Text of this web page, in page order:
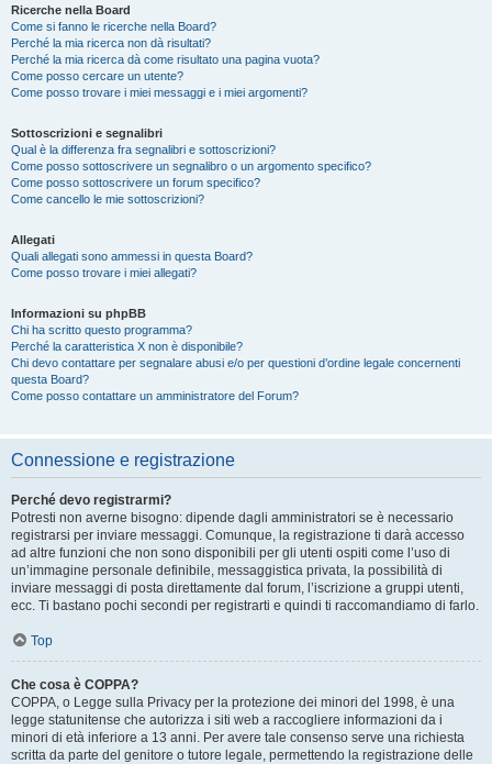
Ricerche nella Board
Come si fanno le ricerche nella Board?
Perché la mia ricerca non dà risultati?
Perché la mia ricerca dà come risultato una pagina vuota?
Come posso cercare un utente?
Come posso trovare i miei messaggi e i miei argomenti?
Sottoscrizioni e segnalibri
Qual è la differenza fra segnalibri e sottoscrizioni?
Come posso sottoscrivere un segnalibro o un argomento specifico?
Come posso sottoscrivere un forum specifico?
Come cancello le mie sottoscrizioni?
Allegati
Quali allegati sono ammessi in questa Board?
Come posso trovare i miei allegati?
Informazioni su phpBB
Chi ha scritto questo programma?
Perché la caratteristica X non è disponibile?
Chi devo contattare per segnalare abusi e/o per questioni d’ordine legale concernenti
questa Board?
Come posso contattare un amministratore del Forum?
Connessione e registrazione
Perché devo registrarmi?
Potresti non averne bisogno: dipende dagli amministratori se è necessario
registrarsi per inviare messaggi. Comunque, la registrazione ti darà accesso
ad altre funzioni che non sono disponibili per gli utenti ospiti come l’uso di
un’immagine personale definibile, messaggistica privata, la possibilità di
inviare messaggi di posta direttamente dal forum, l’iscrizione a gruppi utenti,
ecc. Ti bastano pochi secondi per registrarti e quindi ti raccomandiamo di farlo.
Top
Che cosa è COPPA?
COPPA, o Legge sulla Privacy per la protezione dei minori del 1998, è una
legge statunitense che autorizza i siti web a raccogliere informazioni da i
minori di età inferiore a 13 anni. Per avere tale consenso serve una richiesta
scritta da parte del genitore o tutore legale, permettendo la registrazione delle